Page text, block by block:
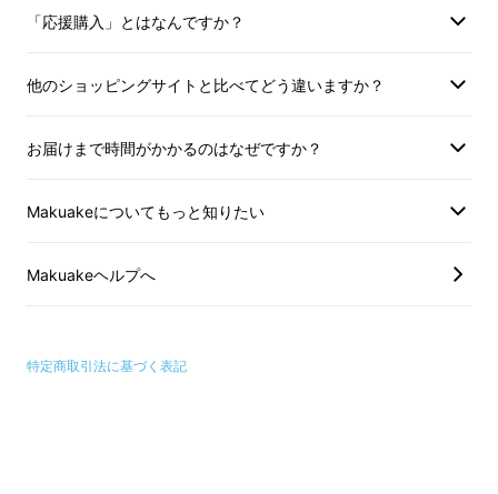
プロジェクト詳細
「応援購入」とはなんですか？
他のショッピングサイトと比べてどう違いますか？
お届けまで時間がかかるのはなぜですか？
Makuakeについてもっと知りたい
Makuakeヘルプへ
特定商取引法に基づく表記